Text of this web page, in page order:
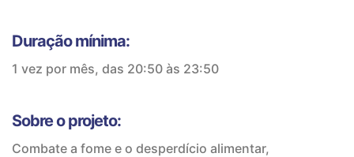
Duração mínima:
1 vez por mês, das 20:50 às 23:50
Sobre o projeto:
Combate a fome e o desperdício alimentar,